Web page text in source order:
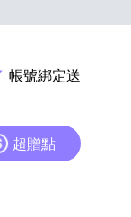
帳號綁定送
超贈點